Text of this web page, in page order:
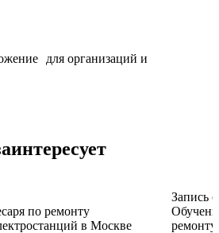
для организаций и
по ремонту
в Москве
Запись